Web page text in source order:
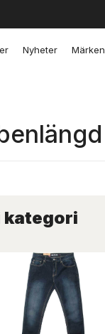
Nyheter Märken
kategori